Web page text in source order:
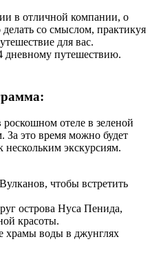
в отличной компании, о
со смыслом, практикуя
для вас.
дневному путешествию.
отеле в зеленой
За это время можно будет
экскурсиям.
чтобы встретить
острова Нуса Пенида,
красоты.
храмы воды в джунглях